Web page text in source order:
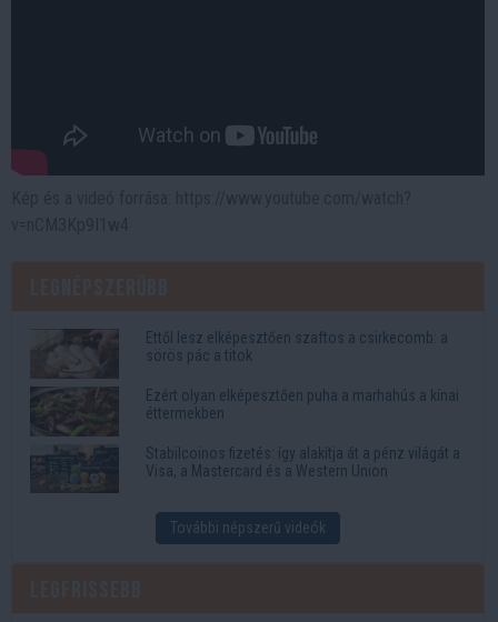
Ettől lesz elképesztően szaftos a csirkecomb: a
sörös pác a titok
Ezért olyan elképesztően puha a marhahús a kínai
éttermekben
Stabilcoinos fizetés: így alakítja át a pénz világát a
Visa, a Mastercard és a Western Union
További népszerű videók